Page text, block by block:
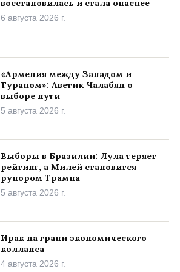
восстановилась и стала опаснее
6 августа 2026 г.
«Армения между Западом и
Тураном»: Аветик Чалабян о
выборе пути
5 августа 2026 г.
Выборы в Бразилии: Лула теряет
рейтинг, а Милей становится
рупором Трампа
5 августа 2026 г.
Ирак на грани экономического
коллапса
4 августа 2026 г.